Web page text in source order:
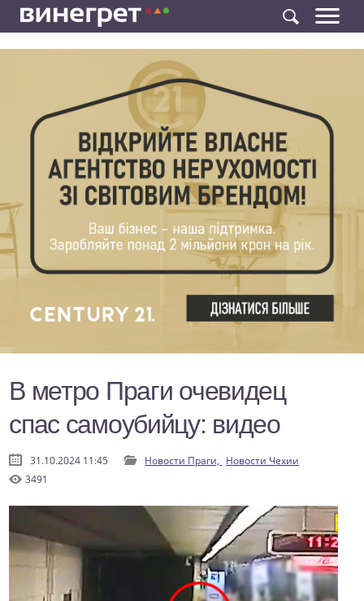
В метро Праги очевидец
спас самоубийцу: видео
31.10.2024 11:45 Новости Праги, Новости Чехии
3491